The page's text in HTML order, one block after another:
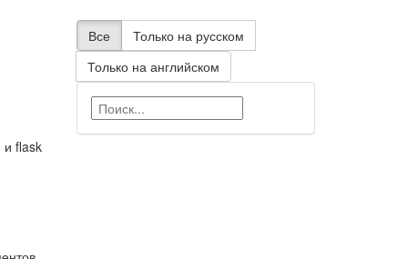
и flask
Все
Только на русском
Только на английском